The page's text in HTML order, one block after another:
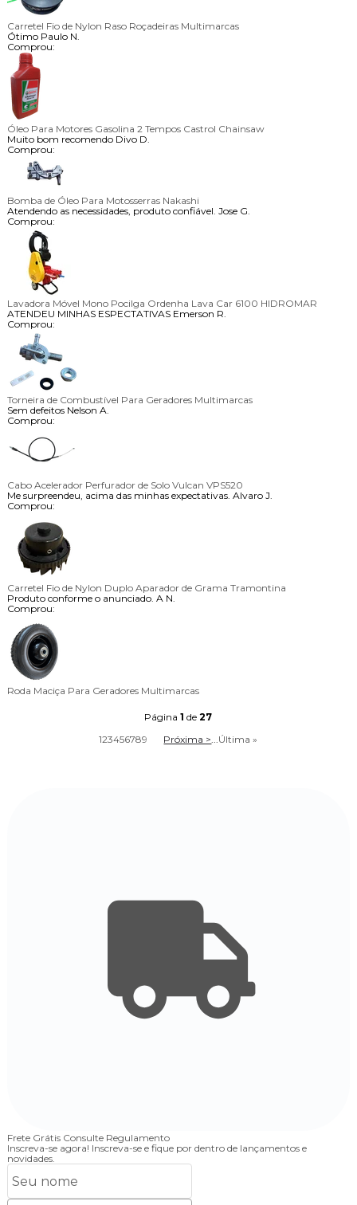
Carretel Fio de Nylon Raso Roçadeiras Multimarcas
Ótimo Paulo N.
Comprou:
Óleo Para Motores Gasolina 2 Tempos Castrol Chainsaw
Muito bom recomendo Divo D.
Comprou:
Bomba de Óleo Para Motosserras Nakashi
Atendendo as necessidades, produto confiável. Jose G.
Comprou:
Lavadora Móvel Mono Pocilga Ordenha Lava Car 6100 HIDROMAR
ATENDEU MINHAS ESPECTATIVAS Emerson R.
Comprou:
Torneira de Combustível Para Geradores Multimarcas
Sem defeitos Nelson A.
Comprou:
Cabo Acelerador Perfurador de Solo Vulcan VPS520
Me surpreendeu, acima das minhas expectativas. Alvaro J.
Comprou:
Carretel Fio de Nylon Duplo Aparador de Grama Tramontina
Produto conforme o anunciado. A N.
Comprou:
Roda Maciça Para Geradores Multimarcas
Página1 de27
123456789 Próxima >...Última »
Frete Grátis Consulte Regulamento
Inscreva-se agora! Inscreva-se e fique por dentro de lançamentos e
novidades.